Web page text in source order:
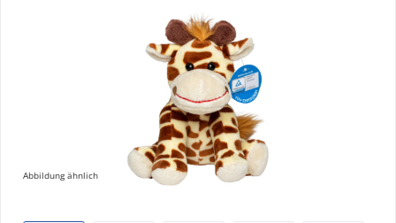
Abbildung ähnlich